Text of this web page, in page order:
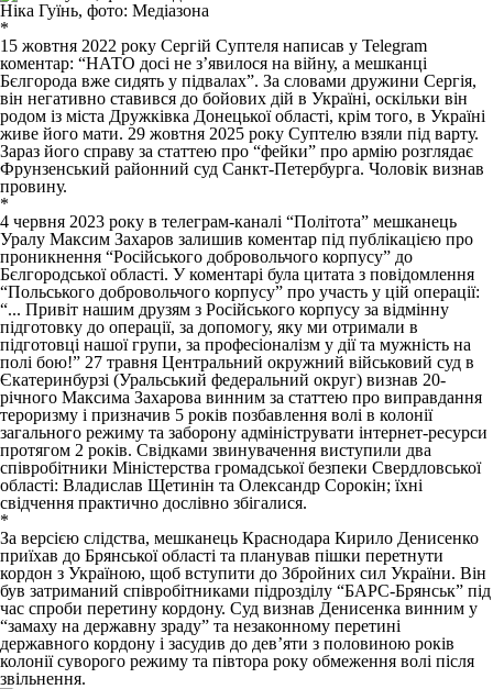
Ніка Гуїнь, фото: Медіазона
*
15 жовтня 2022 року Сергій Суптеля написав у Telegram
коментар: “НАТО досі не з’явилося на війну, а мешканці
Бєлгорода вже сидять у підвалах”. За словами дружини Сергія,
він негативно ставився до бойових дій в Україні, оскільки він
родом із міста Дружківка Донецької області, крім того, в Україні
живе його мати. 29 жовтня 2025 року Суптелю взяли під варту.
Зараз його справу за статтею про “фейки” про армію розглядає
Фрунзенський районний суд Санкт-Петербурга. Чоловік визнав
провину.
*
4 червня 2023 року в телеграм-каналі “Політота” мешканець
Уралу Максим Захаров залишив коментар під публікацією про
проникнення “Російського добровольчого корпусу” до
Бєлгородської області. У коментарі була цитата з повідомлення
“Польського добровольчого корпусу” про участь у цій операції:
“... Привіт нашим друзям з Російського корпусу за відмінну
підготовку до операції, за допомогу, яку ми отримали в
підготовці нашої групи, за професіоналізм у дії та мужність на
полі бою!” 27 травня Центральний окружний військовий суд в
Єкатеринбурзі (Уральський федеральний округ) визнав 20-
річного Максима Захарова винним за статтею про виправдання
тероризму і призначив 5 років позбавлення волі в колонії
загального режиму та заборону адмініструвати інтернет-ресурси
протягом 2 років. Свідками звинувачення виступили два
співробітники Міністерства громадської безпеки Свердловської
області: Владислав Щетинін та Олександр Сорокін; їхні
свідчення практично дослівно збігалися.
*
За версією слідства, мешканець Краснодара Кирило Денисенко
приїхав до Брянської області та планував пішки перетнути
кордон з Україною, щоб вступити до Збройних сил України. Він
був затриманий співробітниками підрозділу “БАРС-Брянськ” під
час спроби перетину кордону. Суд визнав Денисенка винним у
“замаху на державну зраду” та незаконному перетині
державного кордону і засудив до дев’яти з половиною років
колонії суворого режиму та півтора року обмеження волі після
звільнення.